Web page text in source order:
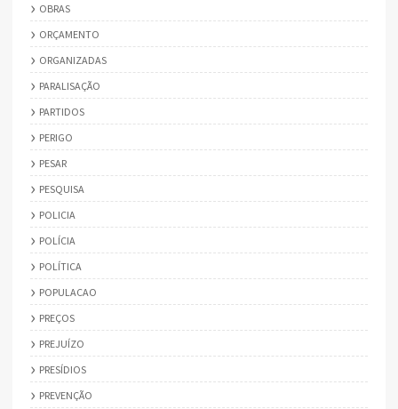
OBRAS
ORÇAMENTO
ORGANIZADAS
PARALISAÇÃO
PARTIDOS
PERIGO
PESAR
PESQUISA
POLICIA
POLÍCIA
POLÍTICA
POPULACAO
PREÇOS
PREJUÍZO
PRESÍDIOS
PREVENÇÃO